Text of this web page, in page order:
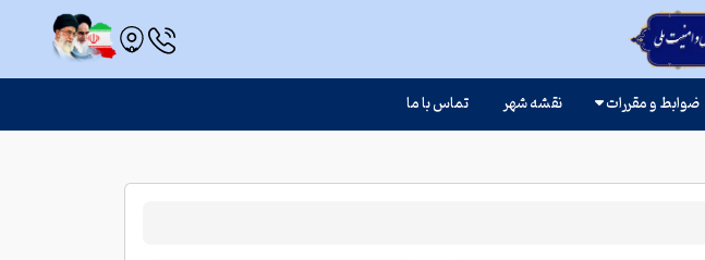
ضوابط و مقررات نقشه شهر تماس با ما